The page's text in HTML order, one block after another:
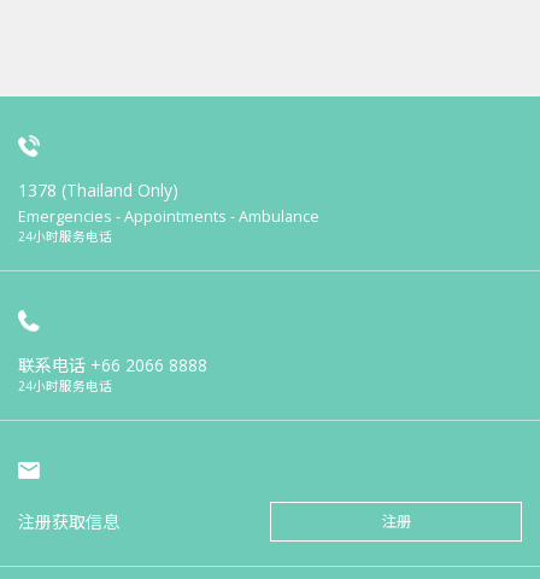
1378 (Thailand Only)
Emergencies - Appointments - Ambulance
24小时服务电话
联系电话 +66 2066 8888
24小时服务电话
注册获取信息 注册